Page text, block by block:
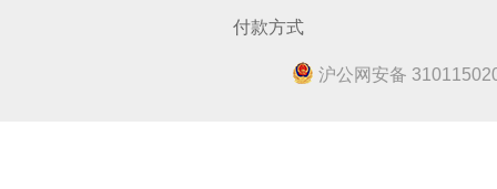
付款方式
沪公网安备